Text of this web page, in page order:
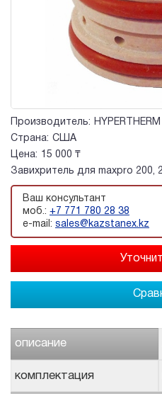
Производитель:
HYPERTHERM
Страна: США
Цена:
15 000 ₸
Завихритель для maxpro 200,
Ваш консультант
моб.: +7 771 780 28 38
e-mail: sales@kazstanex.kz
описание
комплектация